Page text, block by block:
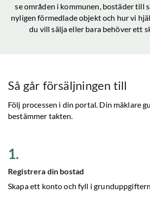
se områden i kommunen, bostäder till
nyligen förmedlade objekt och hur vi
du vill sälja eller bara behöver ett
Så går försäljningen till
Följ processen i din portal. Din mäklare
bestämmer takten.
1.
Registrera din bostad
Skapa ett konto och fyll i